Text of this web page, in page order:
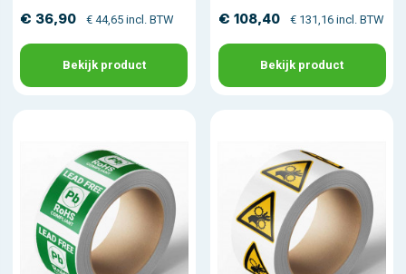
€ 36,90 € 44,65 incl. BTW
Bekijk product
€ 108,40 € 131,16 incl. BTW
Bekijk product